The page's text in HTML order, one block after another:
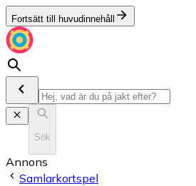
Fortsätt till huvudinnehåll
Sök
Annons
Samlarkortspel